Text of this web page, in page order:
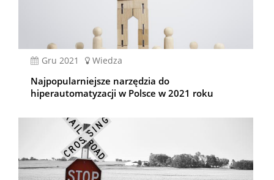
gru 2021 Wiedza
Najpopularniejsze narzędzia do
hiperautomatyzacji w Polsce w 2021 roku